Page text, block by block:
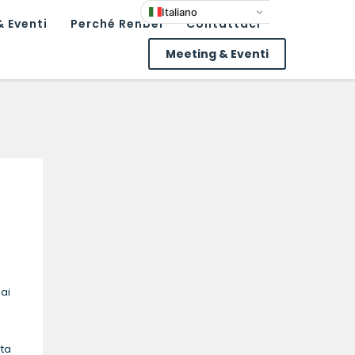
Eventi Perché Renbel
Contattaci
Meeting & Eventi
Italiano